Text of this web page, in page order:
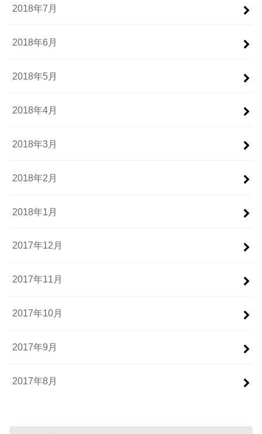
2018年7月
2018年6月
2018年5月
2018年4月
2018年3月
2018年2月
2018年1月
2017年12月
2017年11月
2017年10月
2017年9月
2017年8月